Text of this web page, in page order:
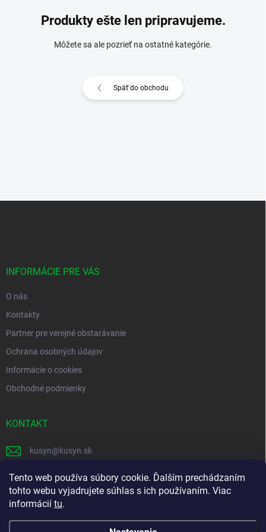
Tento web používa súbory cookie. Ďalším prechádzaním
tohto webu vyjadrujete súhlas s ich používaním. Viac
informácií tu.
Produkty ešte len pripravujeme.
Môžete sa ale pozrieť na ostatné kategórie.
Späť do obchodu
INFORMÁCIE PRE VÁS
O nás
Kontakty
Partner pre verejné obstarávanie
Ochrana osobných údajov
Informácie o cookies
Obchodné podmienky
KONTAKT
kusyn@kusyn.sk
+421 903 445 999
labtech_svk